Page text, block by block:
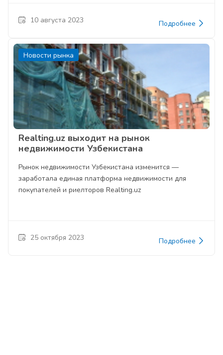
10 августа 2023 Подробнее
Новости рынка
Realting.uz выходит на рынок
недвижимости Узбекистана
Рынок недвижимости Узбекистана изменится —
заработала единая платформа недвижимости для
покупателей и риелторов Realting.uz
25 октября 2023 Подробнее